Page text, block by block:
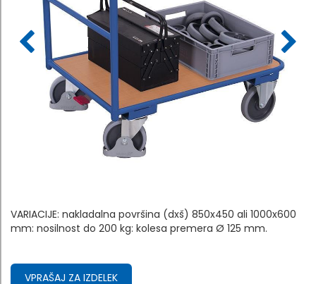
VARIACIJE: nakladalna površina (dxš) 850x450 ali 1000x600
mm: nosilnost do 200 kg: kolesa premera Ø 125 mm.
VPRAŠAJ ZA IZDELEK